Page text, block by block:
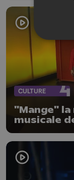
CULTURE
"Mange" la
musicale